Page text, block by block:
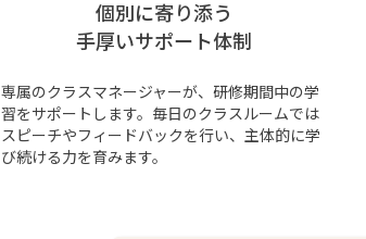
個別に寄り添う
手厚いサポート体制
専属のクラスマネージャーが、研修期間中の学
習をサポートします。毎日のクラスルームでは
スピーチやフィードバックを行い、主体的に学
び続ける力を育みます。